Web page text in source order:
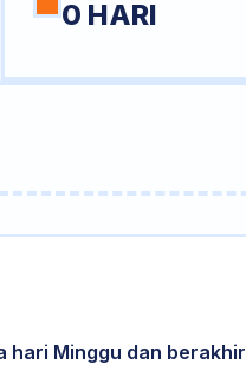
0 HARI
hari Minggu dan berakhir